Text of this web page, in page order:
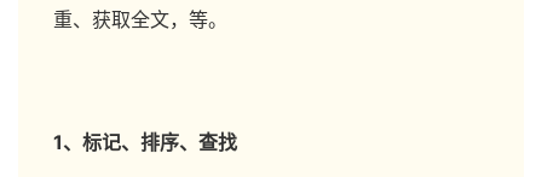
重、获取全文，等。
1、标记、排序、查找